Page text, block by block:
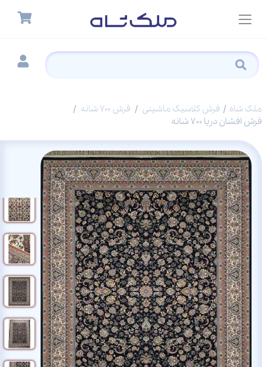
ملک شاه فرش کلاسیک ماشینی
فرش 700 شانه
فرش افشان دریا 700 شانه